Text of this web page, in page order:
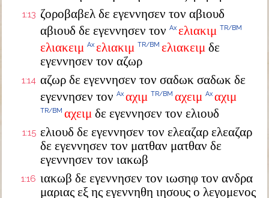
1:13 ζοροβαβελ δε εγεννησεν τον αβιουδ
αβιουδ δε εγεννησεν τον Ax ελιακιμ TR/BM
ελιακειμ Ax ελιακιμ TR/BM ελιακειμ δε
εγεννησεν τον αζωρ
1:14 αζωρ δε εγεννησεν τον σαδωκ σαδωκ δε
εγεννησεν τον Ax αχιμ TR/BM αχειμ Ax αχιμ
TR/BM αχειμ δε εγεννησεν τον ελιουδ
1:15 ελιουδ δε εγεννησεν τον ελεαζαρ ελεαζαρ
δε εγεννησεν τον ματθαν ματθαν δε
εγεννησεν τον ιακωβ
1:16 ιακωβ δε εγεννησεν τον ιωσηφ τον ανδρα
μαριας εξ ης εγεννηθη ιησους ο λεγομενος